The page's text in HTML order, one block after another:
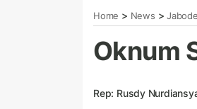
Home > News >
Oknum
Rep: Rusdy